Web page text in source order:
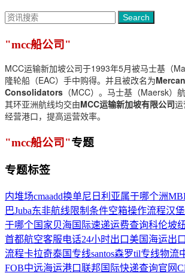
Search
"mcc船公司"
MCC运输新加坡公司于1993年5月被马士基（
隆轮船（EAC）手中购得。并且被改名为
Consolidators （MCC）。马士基（Maersk）
其环亚洲航线均交由MCC运输新加坡有限公司
经营港口，提高运营效率。
"mcc船公司"专题
专题标签
内堆场cmaadd换单尼日利亚属于哪个洲
巴Juba东非航线 限制条件空箱操作流程汉
于哪个国家贝海国际速递运费查询科伦坡
首都航空客服电话24小时出口美国海运出
流程卡拉奇泰国专线santos森罗til专线物流
FOB中远海运港口联邦国际快递查询官网